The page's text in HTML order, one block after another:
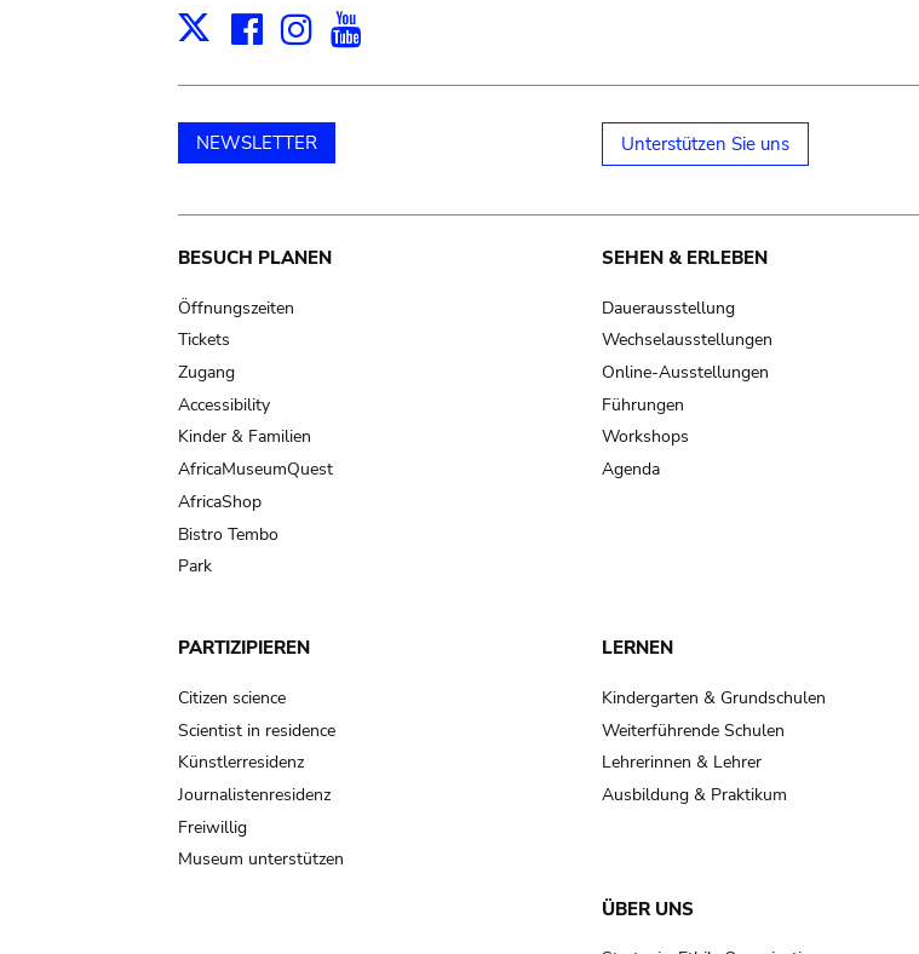
X Facebook
Instagram
NEWSLETTER Unterstützen Sie uns
Main
navigation
BESUCH PLANEN
Öffnungszeiten
Tickets
Zugang
Accessibility
Kinder & Familien
AfricaMuseumQuest
AfricaShop
Bistro Tembo
Park
SEHEN & ERLEBEN
Dauerausstellung
Wechselausstellungen
Online-Ausstellungen
Führungen
Workshops
Agenda
PARTIZIPIEREN
Citizen science
Scientist in residence
Künstlerresidenz
Journalistenresidenz
Freiwillig
Museum unterstützen
LERNEN
Kindergarten & Grundschulen
Weiterführende Schulen
Lehrerinnen & Lehrer
Ausbildung & Praktikum
ÜBER UNS